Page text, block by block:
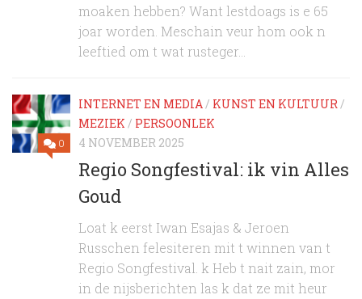
moaken hebben? Want lestdoags is e 65
joar worden. Meschain veur hom ook n
leeftied om t wat rusteger...
0
INTERNET EN MEDIA/ KUNST EN KULTUUR/
MEZIEK / PERSOONLEK
4 NOVEMBER 2025
Regio Songfestival: ik vin Alles
Goud
Loat k eerst Iwan Esajas & Jeroen
Russchen felesiteren mit t winnen van t
Regio Songfestival. k Heb t nait zain, mor
in de nijsberichten las k dat ze mit heur